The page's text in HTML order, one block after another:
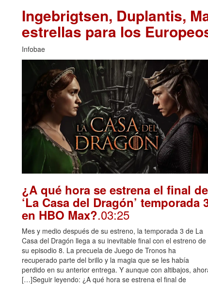
Ingebrigtsen, Duplantis,
estrellas para los
Infobae
¿A qué hora se estrena el final de
‘La Casa del Dragón’ temporada
en HBO Max?.03:25
Mes y medio después de su estreno, la temporada 3 de La
Casa del Dragón llega a su inevitable final con el estreno de
su episodio 8. La precuela de Juego de Tronos ha
recuperado parte del brillo y la magia que se les había
perdido en su anterior entrega. Y aunque con altibajos,
[…]Seguir leyendo: ¿A qué hora se estrena el final de